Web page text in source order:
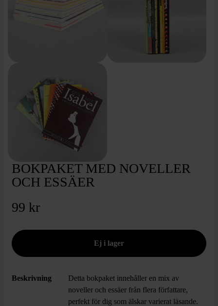
BOKPAKET MED NOVELLER
OCH ESSÄER
99 kr
Beskrivning
Detta bokpaket innehåller en mix av
noveller och essäer från flera författare,
perfekt för dig som älskar varierat läsande.